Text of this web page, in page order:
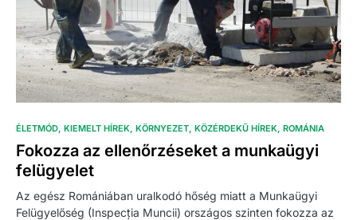
ÉLETMÓD KIEMELT HÍREK KÖRNYEZET KÖZÉRDEKŰ HÍREK ROMÁNIA
Fokozza az ellenőrzéseket a munkaügyi
felügyelet
Az egész Romániában uralkodó hőség miatt a Munkaügyi
Felügyelőség (Inspecția Muncii) országos szinten fokozza az